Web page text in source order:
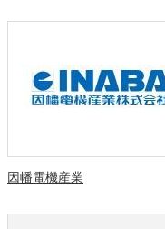
因幡電機産業